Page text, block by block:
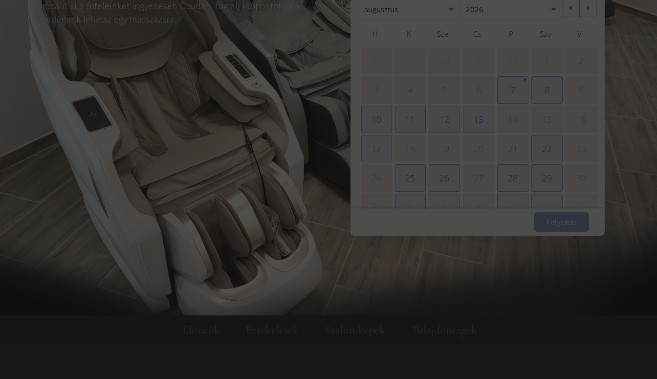
Próbáld ki a foteleinket ingyenesen Óbudán, foglalj időpontot és a
vendégünk lehetsz egy masszázsra.
augusztus 2026
H K Sze Cs P Szo V
1 2
3 4 7 8 9
10 11 12 13 14 15 16
17 18 19 21 22 23
24 25 26 27 28 29 30
31
Folytatás